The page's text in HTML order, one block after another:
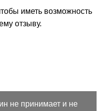
иметь возможность
отзыву.
не принимает и не